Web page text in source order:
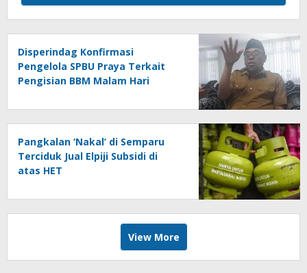
Disperindag Konfirmasi
Pengelola SPBU Praya Terkait
Pengisian BBM Malam Hari
Pangkalan ‘Nakal’ di Semparu
Terciduk Jual Elpiji Subsidi di
atas HET
View More